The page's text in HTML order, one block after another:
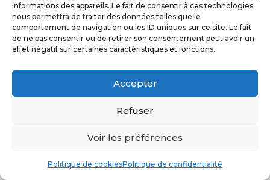
informations des appareils. Le fait de consentir à ces technologies
nous permettra de traiter des données telles que le
comportement de navigation ou les ID uniques sur ce site. Le fait
de ne pas consentir ou de retirer son consentement peut avoir un
effet négatif sur certaines caractéristiques et fonctions.
Accepter
Refuser
Voir les préférences
Politique de cookiesPolitique de confidentialité
MENTIONS LÉGALES
PLAN DU SITE